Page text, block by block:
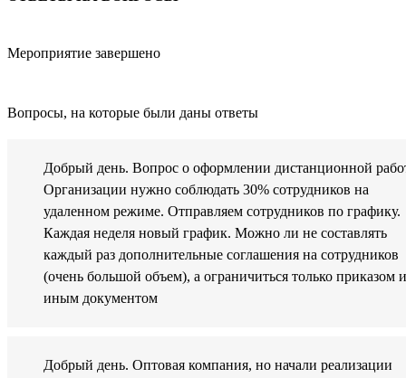
Мероприятие завершено
Вопросы, на которые были даны ответы
Добрый день. Вопрос о оформлении дистанционной
Организации нужно соблюдать 30% сотрудников на
удаленном режиме. Отправляем сотрудников по графику.
Каждая неделя новый график. Можно ли не составлять
каждый раз дополнительные соглашения на сотрудников
(очень большой объем), а ограничиться только приказом
иным документом
Добрый день. Оптовая компания, но начали реализации